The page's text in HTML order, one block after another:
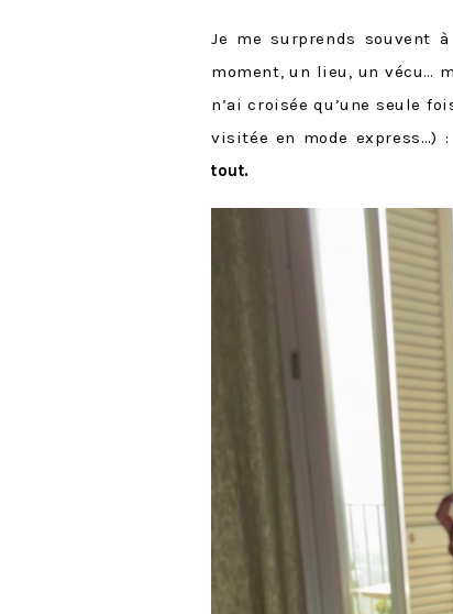
Je me surprends souvent
moment, un lieu, un vécu…
n’ai croisée qu’une seule
visitée en mode express…) :
tout.